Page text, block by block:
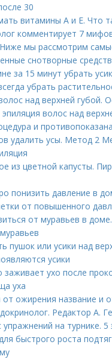
30
витамины А и Е. Что
комментирует 7
Ниже мы рассмотрим
снотворные
за 15 минут убрать
убрать
над верхней губой.
волос над
и
удалить усы. Метод 2
из цветной капусты.
понизить давление в
от повышенного
от муравьев в
пушок или усики над
усики
заживает ухо после
уха
от ожирения название и
Редактор А.
упражнений на турнике.
быстрого роста